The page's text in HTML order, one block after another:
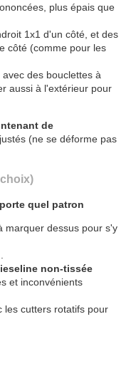
plus épais que
1x1 d'un côté, et des
côté (comme pour les
des bouclettes à
aussi à l'extérieur pour
de
(ne se déforme pas
quel patron
marquer dessus pour s'y
non-tissée
et inconvénients
les cutters rotatifs pour